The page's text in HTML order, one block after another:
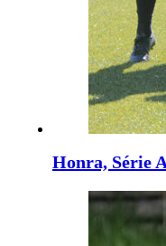
Honra, Série